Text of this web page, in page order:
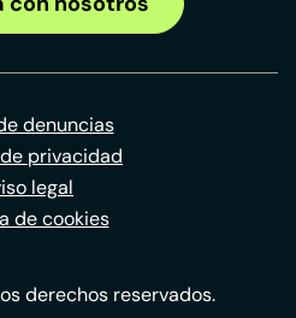
denuncias
privacidad
legal
de cookies
derechos reservados.